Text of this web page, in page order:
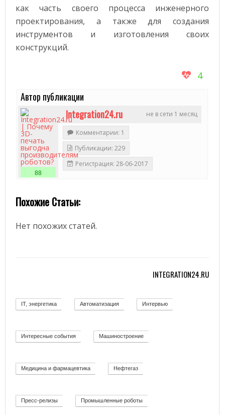
как часть своего процесса инженерного
проектирования, а также для создания
инструментов и изготовления своих
конструкций.
4
Автор публикации
не в сети 1 месяц
Integration24.ru
88
Комментарии: 1
Публикации: 229
Регистрация: 28-06-2017
Похожие Статьи:
Нет похожих статей.
INTEGRATION24.RU
IT, энергетика Автоматизация Интервью
Интересные события Машиностроение
Медицина и фармацевтика Нефтегаз
Пресс-релизы Промышленные роботы